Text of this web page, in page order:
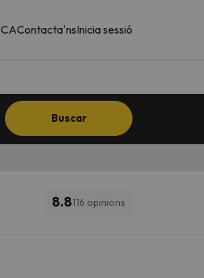
CAContacta'nsInicia sessió
Buscar
8.8116 opinions